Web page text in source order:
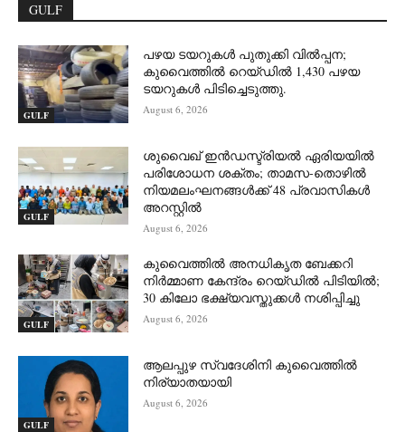
GULF
GULF
പഴയ ടയറുകൾ പുതുക്കി വിൽപ്പന;
കുവൈത്തിൽ റെയ്ഡിൽ 1,430 പഴയ
ടയറുകൾ പിടിച്ചെടുത്തു.
August 6, 2026
GULF
ശുവൈഖ് ഇൻഡസ്ട്രിയൽ ഏരിയയിൽ
പരിശോധന ശക്തം; താമസ-തൊഴിൽ
നിയമലംഘനങ്ങൾക്ക് 48 പ്രവാസികൾ
അറസ്റ്റിൽ
August 6, 2026
GULF
കുവൈത്തിൽ അനധികൃത ബേക്കറി
നിർമ്മാണ കേന്ദ്രം റെയ്ഡിൽ പിടിയിൽ;
30 കിലോ ഭക്ഷ്യവസ്തുക്കൾ നശിപ്പിച്ചു
August 6, 2026
GULF
ആലപ്പുഴ സ്വദേശിനി കുവൈത്തിൽ
നിര്യാതയായി
August 6, 2026